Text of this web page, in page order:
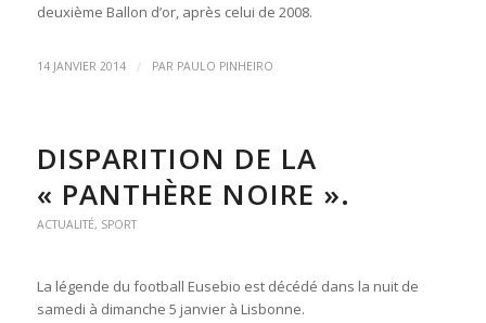
deuxième Ballon d’or, après celui de 2008.
14 JANVIER 2014 / PAR PAULO PINHEIRO
DISPARITION DE LA
« PANTHÈRE NOIRE ».
ACTUALITÉ, SPORT
La légende du football Eusebio est décédé dans la nuit de
samedi à dimanche 5 janvier à Lisbonne.